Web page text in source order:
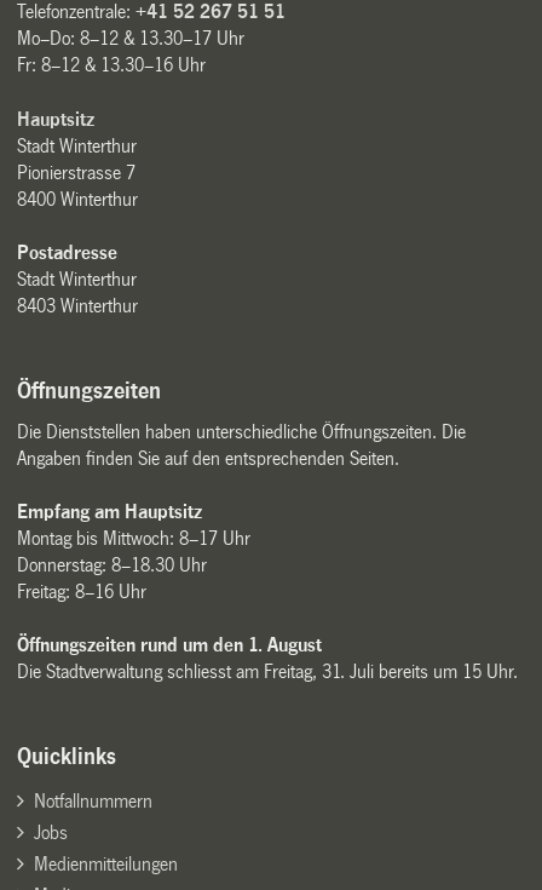
Telefonzentrale:+41 52 267 51 51
Mo–Do: 8–12 & 13.30–17 Uhr
Fr: 8–12 & 13.30–16 Uhr
Hauptsitz
Stadt Winterthur
Pionierstrasse 7
8400 Winterthur
Postadresse
Stadt Winterthur
8403 Winterthur
Öffnungszeiten
Die Dienststellen haben unterschiedliche Öffnungszeiten. Die
Angaben finden Sie auf den entsprechenden Seiten.
Empfang am Hauptsitz
Montag bis Mittwoch: 8–17 Uhr
Donnerstag: 8–18.30 Uhr
Freitag: 8–16 Uhr
Öffnungszeiten rund um den 1. August
Die Stadtverwaltung schliesst am Freitag, 31. Juli bereits um 15 Uhr.
Quicklinks
Notfallnummern
Jobs
Medienmitteilungen